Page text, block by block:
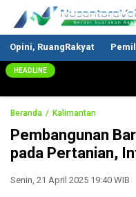
Nusantaravoices.id
Berani Suarakan
Opini, RuangRakyat
HEADLINE
Beranda Kalimantan
Pembangunan
pada Pertanian,
Senin, 21 April 2025 19:40 WIB